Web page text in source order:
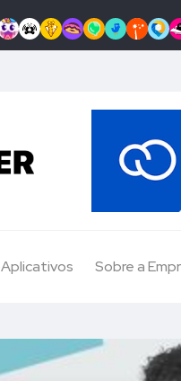
Aplicativos Sobre a